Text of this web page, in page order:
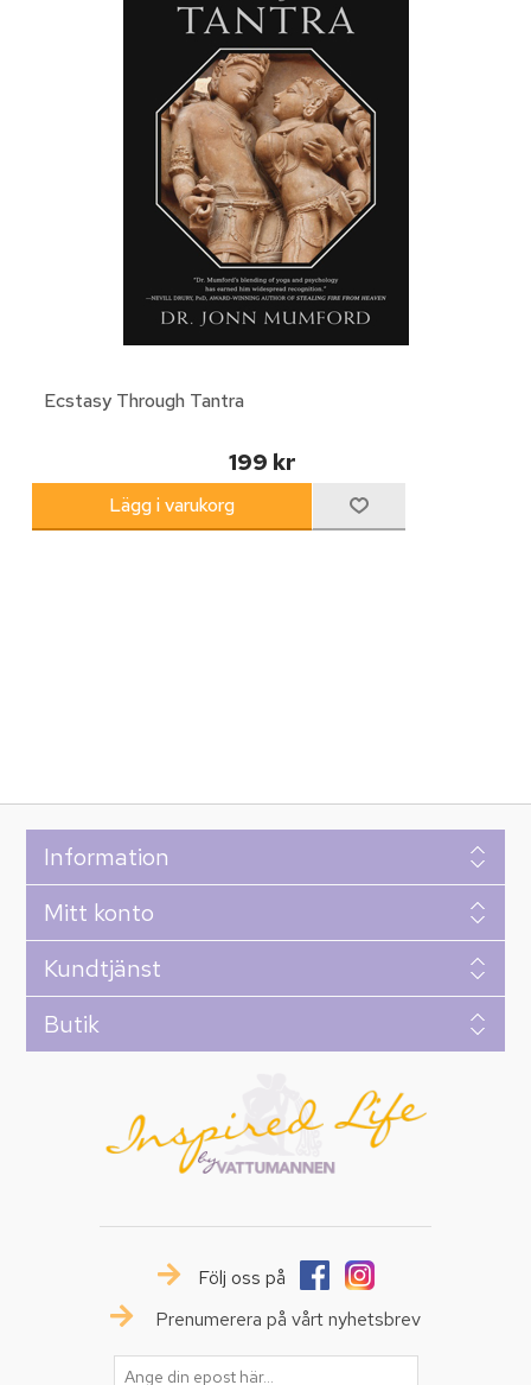
Ecstasy Through Tantra
199 kr
Information
Mitt konto
Kundtjänst
Butik
Följ oss på
Prenumerera på vårt nyhetsbrev